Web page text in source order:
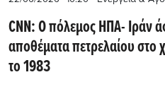
CNN: Ο πόλεμος ΗΠΑ- Ιράν
αποθέματα πετρελαίου στο
το 1983